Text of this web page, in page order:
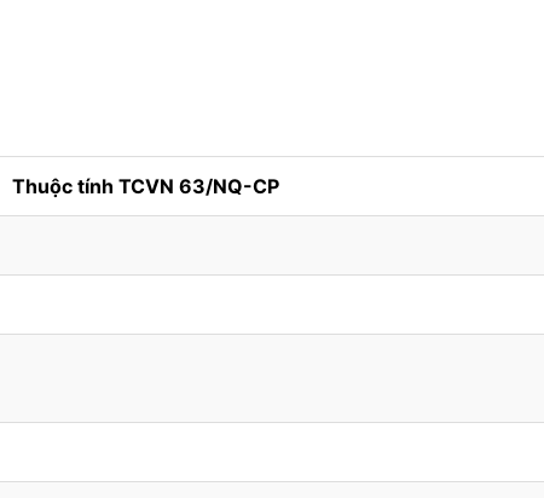
Thuộc tính TCVN 63/NQ-CP